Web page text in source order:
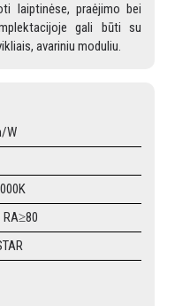
laiptinėse, praėjimo bei
gali būti su
avariniu moduliu.
W